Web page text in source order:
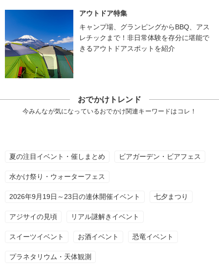
アウトドア特集
キャンプ場、グランピングからBBQ、アス
レチックまで！非日常体験を存分に堪能で
きるアウトドアスポットを紹介
おでかけトレンド
今みんなが気になっているおでかけ関連キーワードはコレ！
夏の注目イベント・催しまとめ ビアガーデン・ビアフェス
水かけ祭り・ウォーターフェス
2026年9月19日～23日の連休開催イベント 七夕まつり
アジサイの見頃 リアル謎解きイベント
スイーツイベント お酒イベント 恐竜イベント
プラネタリウム・天体観測